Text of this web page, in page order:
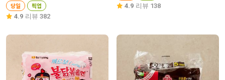
당일 픽업
4.9 리뷰 382
4.9 리뷰 138